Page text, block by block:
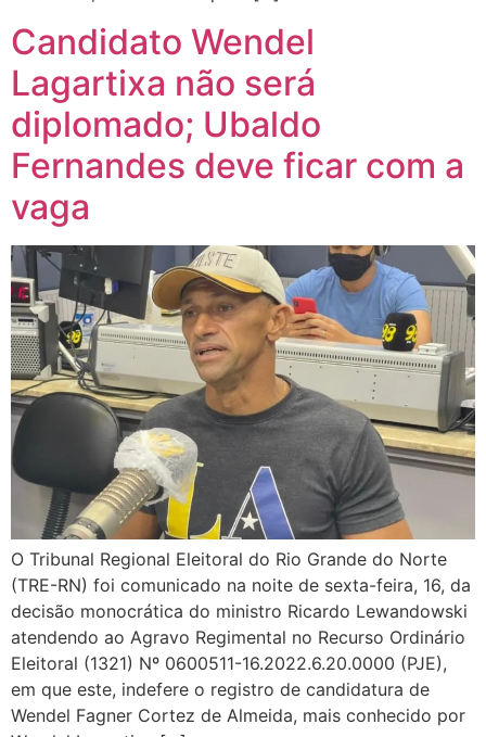
Candidato Wendel
Lagartixa não será
diplomado; Ubaldo
Fernandes deve ficar com a
vaga
O Tribunal Regional Eleitoral do Rio Grande do Norte
(TRE-RN) foi comunicado na noite de sexta-feira, 16, da
decisão monocrática do ministro Ricardo Lewandowski
atendendo ao Agravo Regimental no Recurso Ordinário
Eleitoral (1321) Nº 0600511-16.2022.6.20.0000 (PJE),
em que este, indefere o registro de candidatura de
Wendel Fagner Cortez de Almeida, mais conhecido por